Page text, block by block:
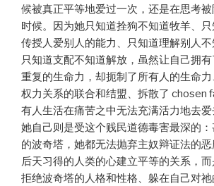
候被真正平等地爱过一次，还是在思考
时候。因为她只知道拴狗不知道牧羊、
传授人爱别人的能力、只知道理解别人不
只知道支配不知道解放，虽然让自己拥
重复的生命力，却扼制了所有人的生命
权力关系的联合和结盟、拆散了 chosen
有人生活在痛苦之中无法充满活力地去爱
她自己则是受这个贱民道德毒害最深的
的波奇塔，她都无法抛弃主奴辩证法的
后天习得的人类的心建立平等的关系，
拒绝波奇塔的人格和性格、躲在自己对